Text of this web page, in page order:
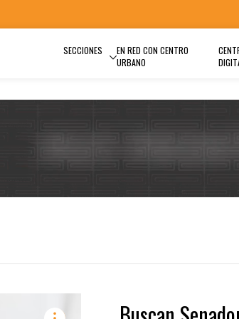
SECCIONES
EN RED CON CENTRO
URBANO